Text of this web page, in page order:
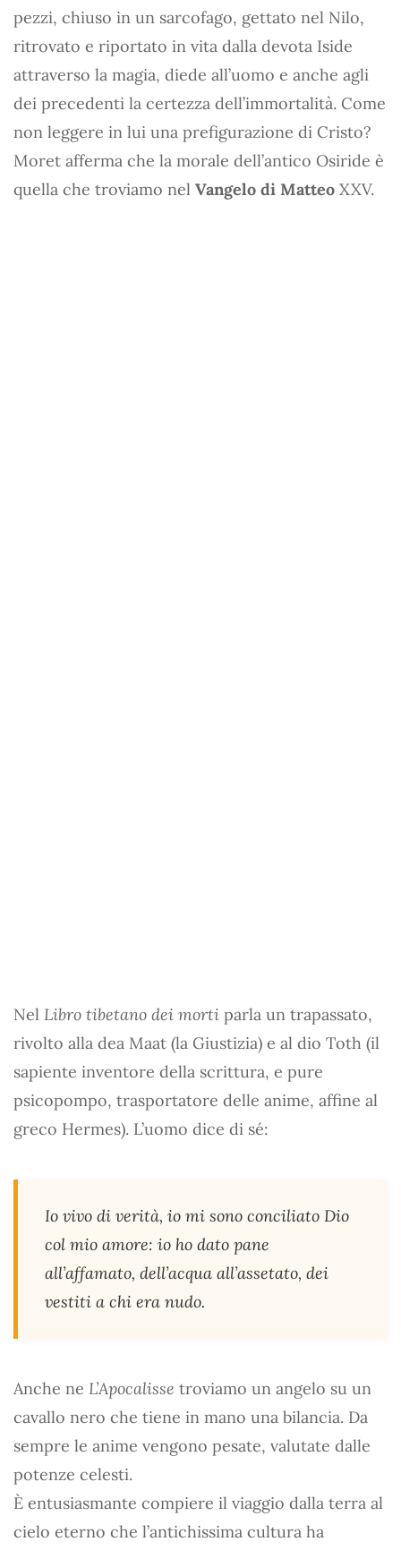
pezzi, chiuso in un sarcofago, gettato nel Nilo,
ritrovato e riportato in vita dalla devota Iside
attraverso la magia, diede all’uomo e anche agli
dei precedenti la certezza dell’immortalità. Come
non leggere in lui una prefigurazione di Cristo?
Moret afferma che la morale dell’antico Osiride è
quella che troviamo nel Vangelo di Matteo XXV.
Nel Libro tibetano dei morti parla un trapassato,
rivolto alla dea Maat (la Giustizia) e al dio Toth (il
sapiente inventore della scrittura, e pure
psicopompo, trasportatore delle anime, affine al
greco Hermes). L’uomo dice di sé:
Io vivo di verità, io mi sono conciliato Dio
col mio amore: io ho dato pane
all’affamato, dell’acqua all’assetato, dei
vestiti a chi era nudo.
Anche ne L’Apocalisse troviamo un angelo su un
cavallo nero che tiene in mano una bilancia. Da
sempre le anime vengono pesate, valutate dalle
potenze celesti.
È entusiasmante compiere il viaggio dalla terra al
cielo eterno che l’antichissima cultura ha